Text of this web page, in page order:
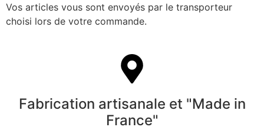
Vos articles vous sont envoyés par le transporteur
choisi lors de votre commande.
Fabrication artisanale et "Made in
France"